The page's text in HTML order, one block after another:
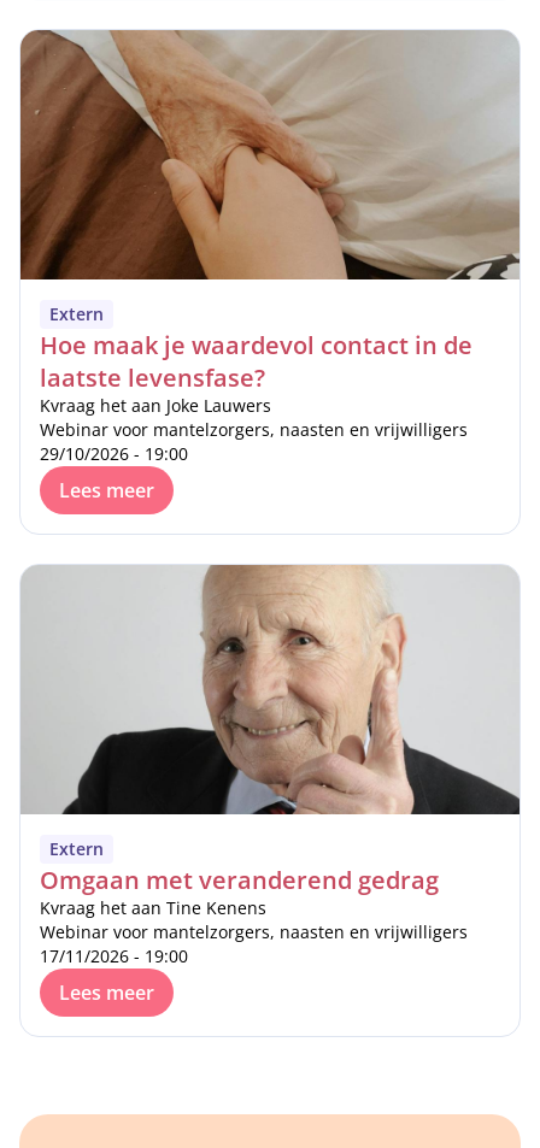
Extern
Hoe maak je waardevol contact in de
laatste levensfase?
Kvraag het aan Joke Lauwers
Webinar voor mantelzorgers, naasten en vrijwilligers
29/10/2026 - 19:00
Lees meer
Extern
Omgaan met veranderend gedrag
Kvraag het aan Tine Kenens
Webinar voor mantelzorgers, naasten en vrijwilligers
17/11/2026 - 19:00
Lees meer